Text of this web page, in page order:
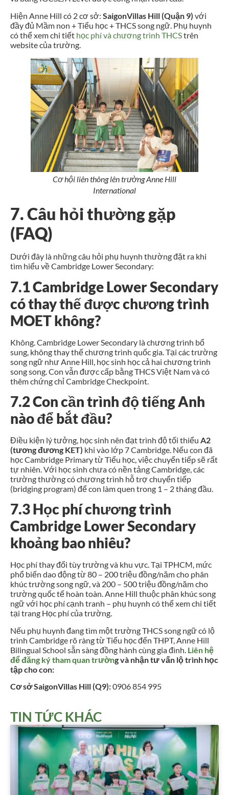
Hiện Anne Hill có 2 cơ sở: SaigonVillas Hill (Quận 9) với
đầy đủ Mầm non + Tiểu học + THCS song ngữ. Phụ huynh
có thể xem chi tiết học phí và chương trình THCStrên
website của trường.
Cơ hội liên thông lên trường Anne Hill
International
7. Câu hỏi thường gặp
(FAQ)
Dưới đây là những câu hỏi phụ huynh thường đặt ra khi
tìm hiểu về Cambridge Lower Secondary:
7.1 Cambridge Lower Secondary
có thay thế được chương trình
MOET không?
Không. Cambridge Lower Secondary là chương trình bổ
sung, không thay thế chương trình quốc gia. Tại các trường
song ngữ như Anne Hill, học sinh học cả hai chương trình
song song. Con vẫn được cấp bằng THCS Việt Nam và có
thêm chứng chỉ Cambridge Checkpoint.
7.2 Con cần trình độ tiếng Anh
nào để bắt đầu?
Điều kiện lý tưởng, học sinh nên đạt trình độ tối thiểu A2
(tương đương KET) khi vào lớp 7 Cambridge. Nếu con đã
học Cambridge Primary từ Tiểu học, việc chuyển tiếp sẽ rất
tự nhiên. Với học sinh chưa có nền tảng Cambridge, các
trường thường có chương trình hỗ trợ chuyển tiếp
(bridging program) để con làm quen trong 1 – 2 tháng đầu.
7.3 Học phí chương trình
Cambridge Lower Secondary
khoảng bao nhiêu?
Học phí thay đổi tùy trường và khu vực. Tại TPHCM, mức
phổ biến dao động từ 80 – 200 triệu đồng/năm cho phân
khúc trường song ngữ, và 200 – 500 triệu đồng/năm cho
trường quốc tế hoàn toàn. Anne Hill thuộc phân khúc song
ngữ với học phí cạnh tranh – phụ huynh có thể xem chi tiết
tại trang Học phí của trường.
Nếu phụ huynh đang tìm một trường THCS song ngữ có lộ
trình Cambridge rõ ràng từ Tiểu học đến THPT, Anne Hill
Bilingual School sẵn sàng đồng hành cùng gia đình. Liên hệ
để đăng ký tham quan trường và nhận tư vấn lộ trình học
tập cho con:
Cơ sở SaigonVillas Hill (Q9):0906 854 995
TIN TỨC KHÁC